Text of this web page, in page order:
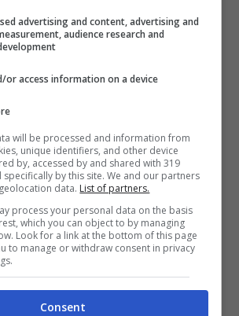
cena dei morti viventi.
finale di
sopravvissuti rimasti
contro i duecento
gli ex compagni, e solo uno
battaglia epica.
preannuncia uno spettacolo
per chi ama il genere
chiedersi chi si presenterà
al provino per sapere di
advertising and content, advertising and
audience research and
or access information on a device
will be processed and information from
unique identifiers, and other device
by, accessed by and shared with 319
by this site. We and our partners
data. List of partners.
process your personal data on the basis
which you can object to by managing
Look for a link at the bottom of this page
to manage or withdraw consent in privacy
Consent